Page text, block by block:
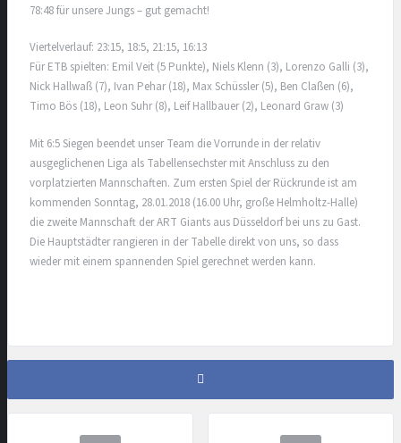
78:48 für unsere Jungs – gut gemacht!
Viertelverlauf: 23:15, 18:5, 21:15, 16:13
Für ETB spielten: Emil Veit (5 Punkte), Niels Klenn (3), Lorenzo Galli (3),
Nick Hallwaß (7), Ivan Pehar (18), Max Schüssler (5), Ben Claßen (6),
Timo Bös (18), Leon Suhr (8), Leif Hallbauer (2), Leonard Graw (3)
Mit 6:5 Siegen beendet unser Team die Vorrunde in der relativ
ausgeglichenen Liga als Tabellensechster mit Anschluss zu den
vorplatzierten Mannschaften. Zum ersten Spiel der Rückrunde ist am
kommenden Sonntag, 28.01.2018 (16.00 Uhr, große Helmholtz-Halle)
die zweite Mannschaft der ART Giants aus Düsseldorf bei uns zu Gast.
Die Hauptstädter rangieren in der Tabelle direkt von uns, so dass
wieder mit einem spannenden Spiel gerechnet werden kann.